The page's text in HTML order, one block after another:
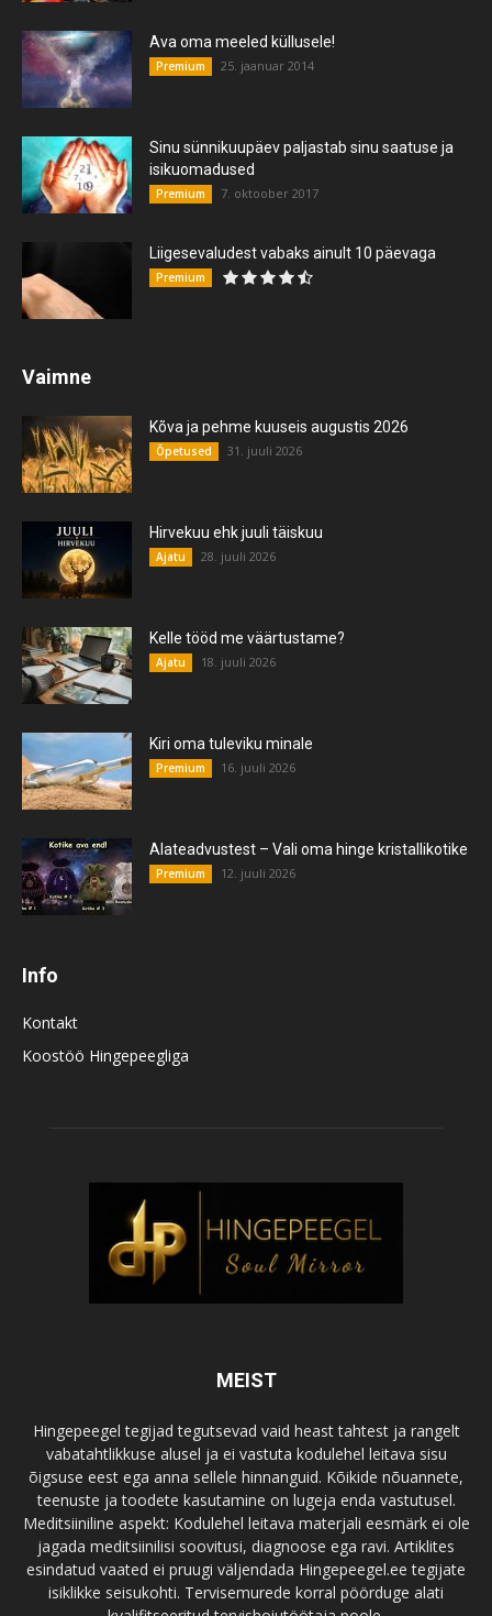
Ava oma meeled küllusele!
Premium 25. jaanuar 2014
Sinu sünnikuupäev paljastab sinu saatuse ja
isikuomadused
Premium 7. oktoober 2017
Liigesevaludest vabaks ainult 10 päevaga
Premium
Vaimne
Kõva ja pehme kuuseis augustis 2026
Õpetused 31. juuli 2026
Hirvekuu ehk juuli täiskuu
Ajatu 28. juuli 2026
Kelle tööd me väärtustame?
Ajatu 18. juuli 2026
Kiri oma tuleviku minale
Premium 16. juuli 2026
Alateadvustest – Vali oma hinge kristallikotike
Premium 12. juuli 2026
Info
Kontakt
Koostöö Hingepeegliga
MEIST
Hingepeegel tegijad tegutsevad vaid heast tahtest ja rangelt
vabatahtlikkuse alusel ja ei vastuta kodulehel leitava sisu
õigsuse eest ega anna sellele hinnanguid. Kõikide nõuannete,
teenuste ja toodete kasutamine on lugeja enda vastutusel.
Meditsiiniline aspekt: Kodulehel leitava materjali eesmärk ei ole
jagada meditsiinilisi soovitusi, diagnoose ega ravi. Artiklites
esindatud vaated ei pruugi väljendada Hingepeegel.ee tegijate
isiklikke seisukohti. Tervisemurede korral pöörduge alati